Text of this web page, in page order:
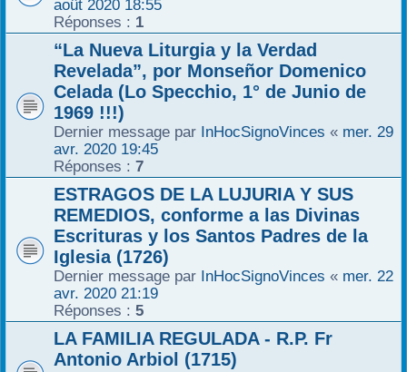
août 2020 18:55
Réponses : 1
“La Nueva Liturgia y la Verdad
Revelada”, por Monseñor Domenico
Celada (Lo Specchio, 1° de Junio de
1969 !!!)
Dernier message par InHocSignoVinces « mer. 29
avr. 2020 19:45
Réponses : 7
ESTRAGOS DE LA LUJURIA Y SUS
REMEDIOS, conforme a las Divinas
Escrituras y los Santos Padres de la
Iglesia (1726)
Dernier message par InHocSignoVinces « mer. 22
avr. 2020 21:19
Réponses : 5
LA FAMILIA REGULADA - R.P. Fr
Antonio Arbiol (1715)